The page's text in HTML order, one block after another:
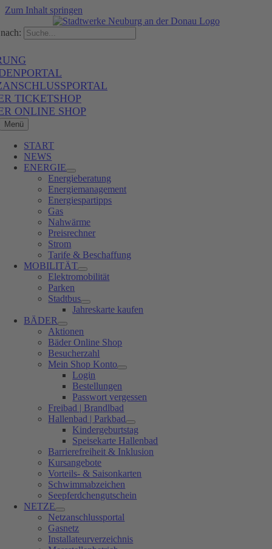
Zum Inhalt springen
TICKETSHOP
ONLINE SHOP
Menü
START
NEWS
ENERGIE
Energieberatung
Energiemanagement
Energiespartipps
Gas
Nahwärme
Preisrechner
Strom
Tarife & Beschaffung
MOBILITÄT
Elektromobilität
Parken
Stadtbus
Jahreskarte kaufen
BÄDER
Aktionen
Bäder Online Shop
Besucherzahl
Mein Shop Konto
Login
Bestellungen
Passwort vergessen
Freibad | Brandlbad
Hallenbad | Parkbad
Kindergeburtstag
Speisekarte Hallenbad
Barrierefreiheit & Inklusion
Kursangebote
Vorteils- & Saisonkarten
Schwimmabzeichen
Seepferdchengutschein
NETZE
Netzanschlussportal
Gasnetz
Installateurverzeichnis